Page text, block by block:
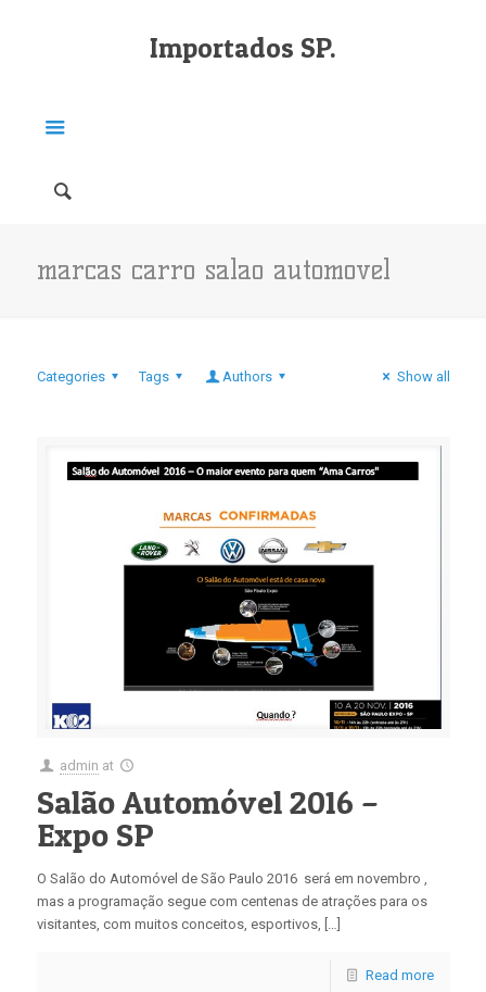
Importados SP.
marcas carro salao automovel
Categories Tags Authors Show all
admin at
Salão Automóvel 2016 –
Expo SP
O Salão do Automóvel de São Paulo 2016 será em novembro ,
mas a programação segue com centenas de atrações para os
visitantes, com muitos conceitos, esportivos, […]
Read more